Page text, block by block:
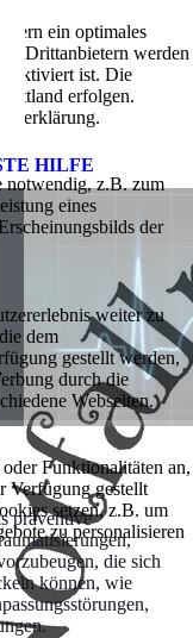
HILFE
präventive
die sich
können, wie
ein optimales
Drittanbietern werden
aktiviert ist. Die
erfolgen.
notwendig, z.B. zum
eines
der
weiter zu
dem
gestellt werden,
durch die
Webseiten.
Funktionalitäten an,
Verfügung gestellt
setzen, z.B. um
zu personalisieren